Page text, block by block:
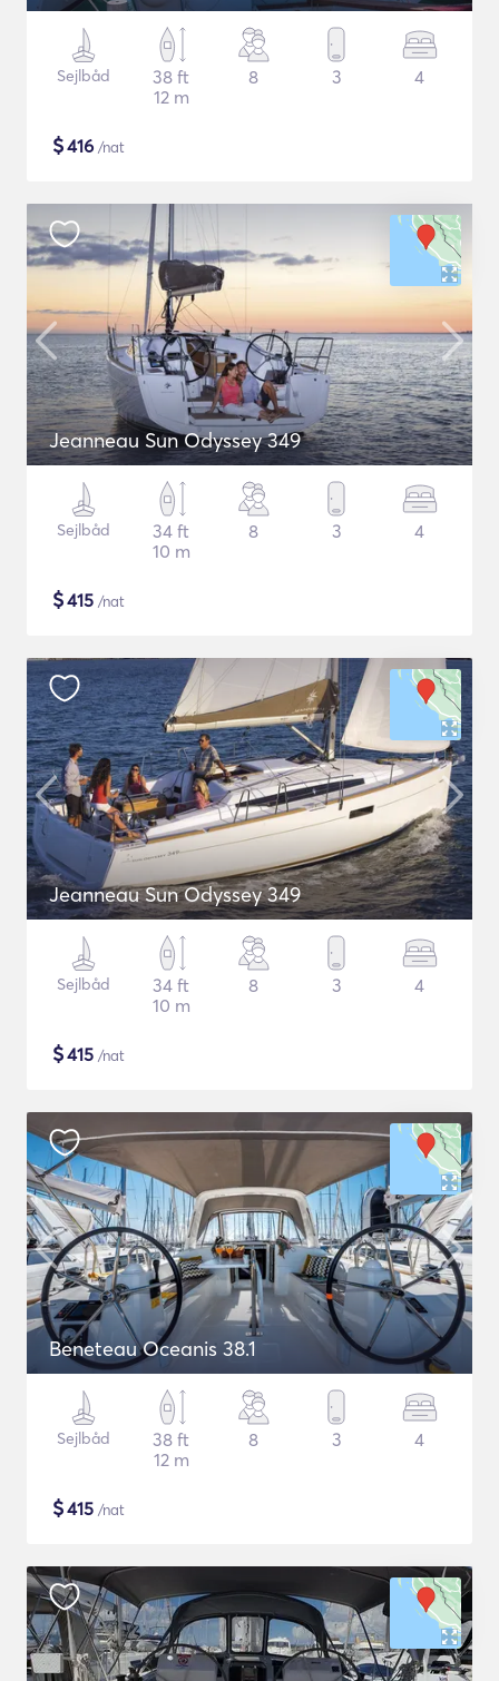
Sejlbåd
38 ft
12 m
8 3 4
$416 /nat
Jeanneau Sun Odyssey 349
Sejlbåd
34 ft
10 m
8 3 4
$415 /nat
Jeanneau Sun Odyssey 349
Sejlbåd
34 ft
10 m
8 3 4
$415 /nat
Beneteau Oceanis 38.1
Sejlbåd
38 ft
12 m
8 3 4
$415 /nat